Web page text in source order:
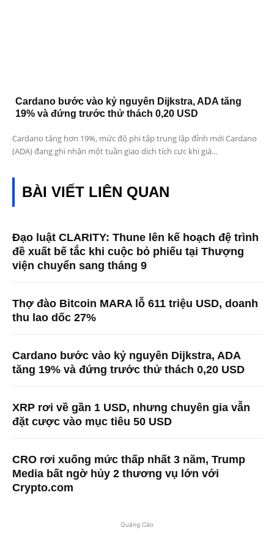
Cardano bước vào kỷ nguyên Dijkstra, ADA tăng
19% và đứng trước thử thách 0,20 USD
Cardano tăng hơn 19%, mức độ phi tập trung lập đỉnh mới Cardano
(ADA) đang ghi nhận một tuần giao dịch tích cực khi giá...
BÀI VIẾT LIÊN QUAN
Đạo luật CLARITY: Thune lên kế hoạch đệ trình
đề xuất bế tắc khi cuộc bỏ phiếu tại Thượng
viện chuyển sang tháng 9
Thợ đào Bitcoin MARA lỗ 611 triệu USD, doanh
thu lao dốc 27%
Cardano bước vào kỷ nguyên Dijkstra, ADA
tăng 19% và đứng trước thử thách 0,20 USD
XRP rơi về gần 1 USD, nhưng chuyên gia vẫn
đặt cược vào mục tiêu 50 USD
CRO rơi xuống mức thấp nhất 3 năm, Trump
Media bất ngờ hủy 2 thương vụ lớn với
Crypto.com
Quảng Cáo